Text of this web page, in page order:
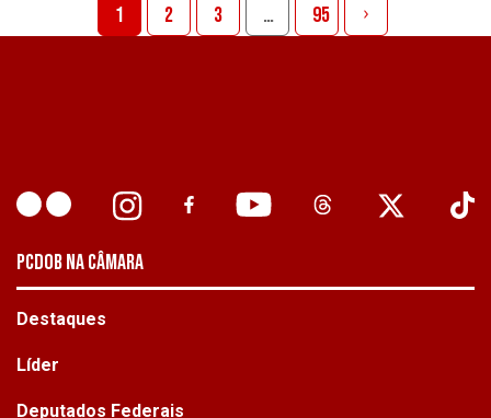
1 2 3 … 95
PCDOB NA CÂMARA
Destaques
Líder
Deputados Federais